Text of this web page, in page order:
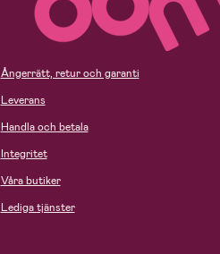
Ångerrätt, retur och garanti
Leverans
Handla och betala
Integritet
Våra butiker
Lediga tjänster